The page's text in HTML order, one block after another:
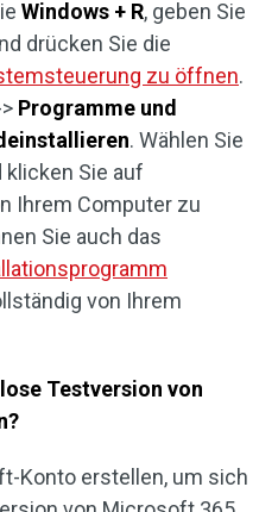
Windows + R, geben Sie
drücken Sie die
zu öffnen.
Programme und
. Wählen Sie
Sie auf
Ihrem Computer zu
Sie auch das
von Ihrem
Testversion von
Konto erstellen, um sich